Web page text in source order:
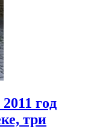
гoд
три